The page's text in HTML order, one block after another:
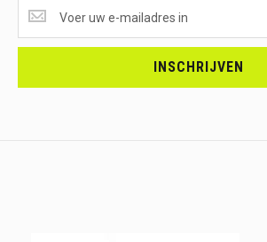
ONTVANGEN?
<br>SCHRIJF
INSCHRIJVEN